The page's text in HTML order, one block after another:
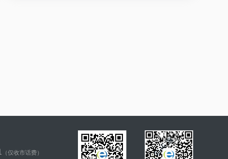
（仅收市话费）